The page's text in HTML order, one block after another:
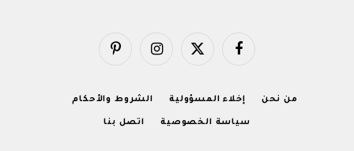
فيسبوك X
الانستغرامبينتيريست
من نحن إخلاء المسؤولية الشروط والأحكام
سياسة الخصوصية اتصل بنا